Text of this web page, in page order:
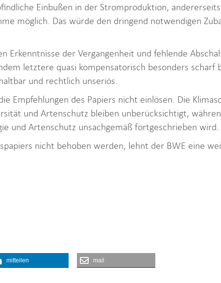
Einbußen in der Stromproduktion,
möglich. Das würde den dringend notwendigen
Erkenntnisse der Vergangenheit und fehlende
letztere quasi kompensatorisch besonders scharf
und rechtlich unseriös.
Empfehlungen des Papiers nicht einlösen. Die
und Artenschutz bleiben unberücksichtigt,
und Artenschutz unsachgemäß fortgeschrieben wird.
nicht behoben werden, lehnt der BWE eine
mitteilen mail